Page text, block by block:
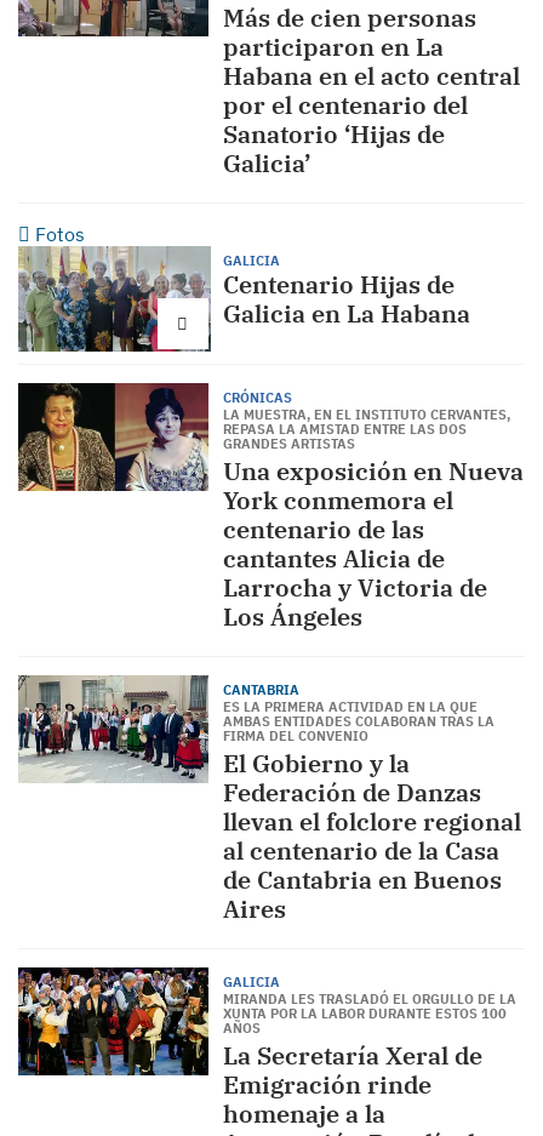
Más de cien personas
participaron en La
Habana en el acto central
por el centenario del
Sanatorio ‘Hijas de
Galicia’
Fotos
GALICIA
Centenario Hijas de
Galicia en La Habana
CRÓNICAS
LA MUESTRA, EN EL INSTITUTO CERVANTES,
REPASA LA AMISTAD ENTRE LAS DOS
GRANDES ARTISTAS
Una exposición en Nueva
York conmemora el
centenario de las
cantantes Alicia de
Larrocha y Victoria de
Los Ángeles
CANTABRIA
ES LA PRIMERA ACTIVIDAD EN LA QUE
AMBAS ENTIDADES COLABORAN TRAS LA
FIRMA DEL CONVENIO
El Gobierno y la
Federación de Danzas
llevan el folclore regional
al centenario de la Casa
de Cantabria en Buenos
Aires
GALICIA
MIRANDA LES TRASLADÓ EL ORGULLO DE LA
XUNTA POR LA LABOR DURANTE ESTOS 100
AÑOS
La Secretaría Xeral de
Emigración rinde
homenaje a la